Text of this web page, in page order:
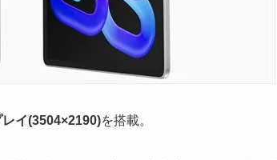
イ(3504×2190)を搭載。